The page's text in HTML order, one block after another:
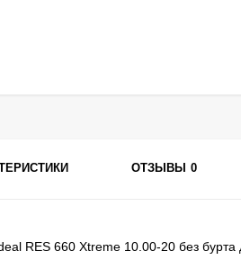
ОТЗЫВЫ 0
RES 660 Xtreme 10.00-20 без